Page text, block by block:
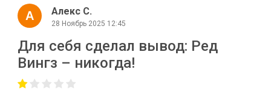
Алекс С.
28 Ноябрь 2025 12:45
Для себя сделал вывод: Ред
Вингз – никогда!